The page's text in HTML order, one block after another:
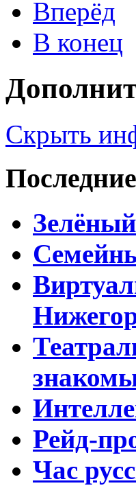
Вперёд
В конец
Скрыть
Рейд-
Час